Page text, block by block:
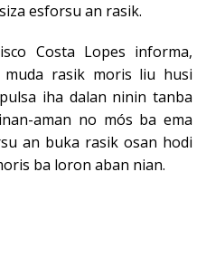
esforsu an rasik.
Costa Lopes informa,
muda rasik moris liu husi
iha dalan ninin tanba
aman no mós ba ema
an buka rasik osan hodi
ba loron aban nian.